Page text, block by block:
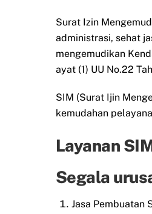
Surat Izin
administrasi, sehat
mengemudikan
ayat (1) UU No.22
SIM (Surat Ijin
kemudahan
Layanan
Segala
Jasa Pembuatan